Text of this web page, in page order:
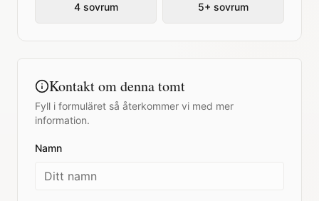
4 sovrum 5+ sovrum
Kontakt om denna tomt
Fyll i formuläret så återkommer vi med mer
information.
Namn